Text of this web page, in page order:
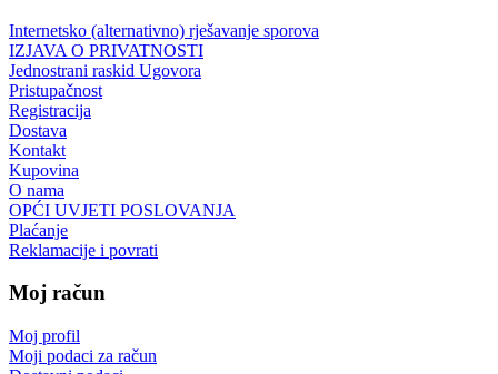
Internetsko (alternativno) rješavanje sporova
IZJAVA O PRIVATNOSTI
Jednostrani raskid Ugovora
Pristupačnost
Registracija
Dostava
Kontakt
Kupovina
O nama
OPĆI UVJETI POSLOVANJA
Plaćanje
Reklamacije i povrati
Moj račun
Moj profil
Moji podaci za račun